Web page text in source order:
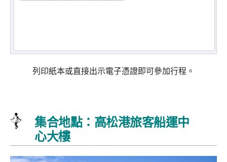
列印紙本或直接出示電子憑證即可參加行程。
集合地點：高松港旅客船運中
心大樓